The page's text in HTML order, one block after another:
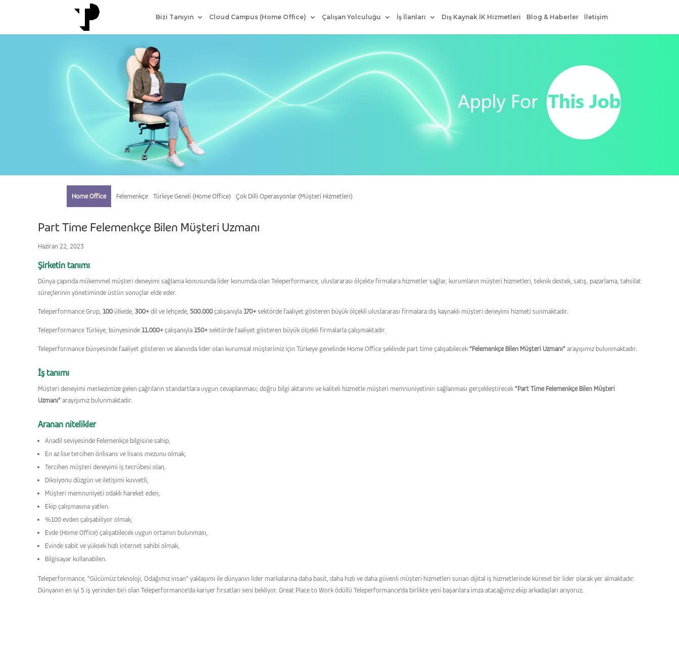
Bizi Tanıyın Cloud Campus (Home Office) Çalışan Yolculuğu İş İlanları Dış Kaynak İK Hizmetleri Blog & Haberler İletişim
Part Time Felemenkçe Bilen Müşteri Uzmanı
Haziran 22, 2023
Şirketin tanımı
Dünya çapında mükemmel müşteri deneyimi sağlama konusunda lider konumda olan Teleperformance, uluslararası ölçekte firmalara hizmetler sağlar, kurumların müşteri hizmetleri, teknik destek, satış, pazarlama, tahsilat
süreçlerinin yönetiminde üstün sonuçlar elde eder.
Teleperformance Grup, 100ülkede, 300+dil ve lehçede, 500.000çalışanıyla170+sektörde faaliyet gösteren büyük ölçekli uluslararası firmalara dış kaynaklı müşteri deneyimi hizmeti sunmaktadır.
Teleperformance Türkiye, bünyesinde11.000+çalışanıyla150+sektörde faaliyet gösteren büyük ölçekli firmalarla çalışmaktadır.
Teleperformance bünyesinde faaliyet gösteren ve alanında lider olan kurumsal müşterimiz için Türkeye genelinde Home Office şeklinde part timeçalışabilecek”Felemenkçe Bilen Müşteri Uzmanı”arayışımız bulunmaktadır.
İş tanımı
Müşteri deneyimi merkezimize gelen çağrıların standartlara uygun cevaplanması; doğru bilgi aktarımı ve kaliteli hizmetle müşteri memnuniyetinin sağlanması gerçekleştirecek”Part Time Felemenkçe Bilen Müşteri
Uzmanı”arayışımız bulunmaktadır.
Aranan nitelikler
Anadil seviyesinde Felemenkçe bilgisine sahip,
En az lise tercihen önlisans ve lisans mezunu olmak,
Tercihen müşteri deneyimi iş tecrübesi olan,
Diksiyonu düzgün ve iletişimi kuvvetli,
Müşteri memnuniyeti odaklı hareket eden,
Ekip çalışmasına yatkın.
%100 evden çalışabiliyor olmak,
Evde (Home Office) çalışabilecek uygun ortamın bulunması,
Evinde sabit ve yüksek hızlı internet sahibi olmak,
Bilgisayar kullanabilen.
Teleperformance, “Gücümüz teknoloji, Odağımız insan” yaklaşımı ile dünyanın lider markalarına daha basit, daha hızlı ve daha güvenli müşteri hizmetleri sunan dijital iş hizmetlerinde küresel bir lider olarak yer almaktadır.
Dünyanın en iyi 5 iş yerinden biri olan Teleperformance’da kariyer fırsatları seni bekliyor. Great Place to Work ödüllü Teleperformance’da birlikte yeni başarılara imza atacağımız ekip arkadaşları arıyoruz.
Çok Dilli Operasyonlar (Müşteri Hizmetleri)
Home Office Felemenkçe Türkiye Geneli (Home Office)